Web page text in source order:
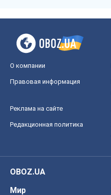
О компании
Правовая информация
Реклама на сайте
Редакционная политика
OBOZ.UA
Мир